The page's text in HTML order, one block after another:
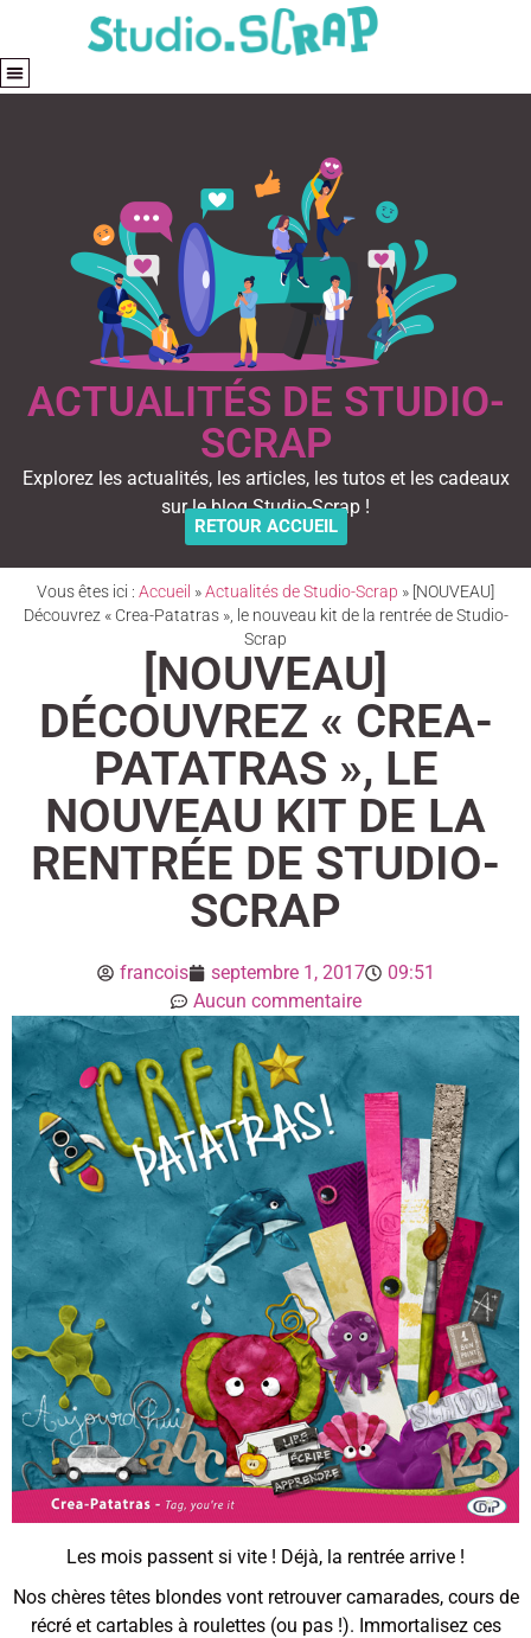
ACTUALITÉS DE STUDIO-
SCRAP
Explorez les actualités, les articles, les tutos et les cadeaux
sur le blog Studio-Scrap !
RETOUR ACCUEIL
Vous êtes ici : Accueil »Actualités de Studio-Scrap » [NOUVEAU]
Découvrez « Crea-Patatras », le nouveau kit de la rentrée de Studio-
Scrap
[NOUVEAU]
DÉCOUVREZ « CREA-
PATATRAS », LE
NOUVEAU KIT DE LA
RENTRÉE DE STUDIO-
SCRAP
francois septembre 1, 2017
09:51
Aucun commentaire
Les mois passent si vite ! Déjà, la rentrée arrive !
Nos chères têtes blondes vont retrouver camarades, cours de
récré et cartables à roulettes (ou pas !). Immortalisez ces